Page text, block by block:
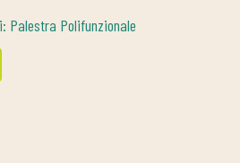
Palestra Polifunzionale